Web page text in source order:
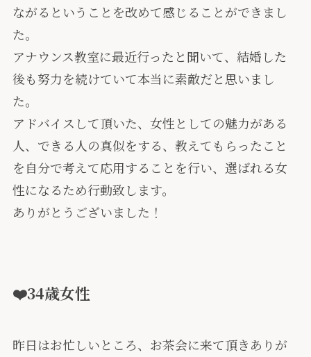
ながるということを改めて感じることができまし
た。
アナウンス教室に最近行ったと聞いて、結婚した
後も努力を続けていて本当に素敵だと思いまし
た。
アドバイスして頂いた、女性としての魅力がある
人、できる人の真似をする、教えてもらったこと
を自分で考えて応用することを行い、選ばれる女
性になるため行動致します。
ありがとうございました！
❤️34歳女性
昨日はお忙しいところ、お茶会に来て頂きありが